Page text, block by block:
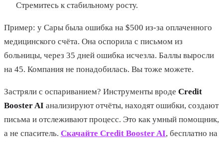
Стремитесь к стабильному росту.
Пример: у Сары была ошибка на $500 из-за оплаченного
медицинского счёта. Она оспорила с письмом из
больницы, через 35 дней ошибка исчезла. Баллы выросли
на 45. Компания не понадобилась. Вы тоже можете.
Застряли с оспариванием? Инструменты вроде Credit
Booster AI анализируют отчёты, находят ошибки, создают
письма и отслеживают процесс. Это как умный помощник,
а не спаситель. Скачайте Credit Booster AI, бесплатно на